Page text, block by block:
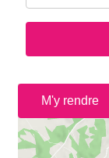
M'y rendre